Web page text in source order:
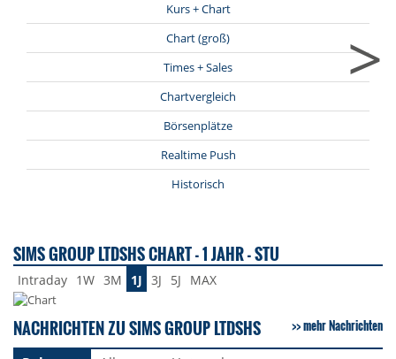
Kurs + Chart
Chart (groß)
Times + Sales
Chartvergleich
Börsenplätze
Realtime Push
Historisch
>
SIMS GROUP LTDSHS CHART - 1 JAHR - STU
Intraday 1W 3M 1J 3J 5J MAX
NACHRICHTEN ZU SIMS GROUP LTDSHS mehr Nachrichten